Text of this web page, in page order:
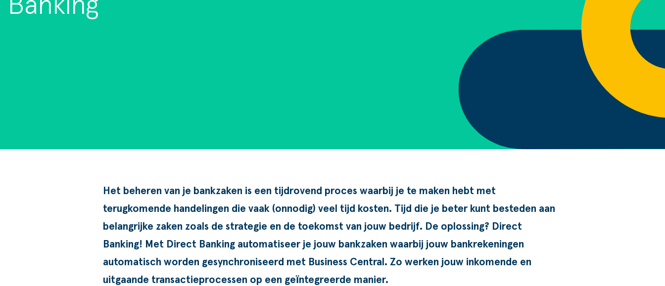
Goede doelen
Banking
Het beheren van je bankzaken is een tijdrovend proces waarbij je te maken hebt met
terugkomende handelingen die vaak (onnodig) veel tijd kosten. Tijd die je beter kunt besteden aan
belangrijke zaken zoals de strategie en de toekomst van jouw bedrijf. De oplossing? Direct
Banking! Met Direct Banking automatiseer je jouw bankzaken waarbij jouw bankrekeningen
automatisch worden gesynchroniseerd met Business Central. Zo werken jouw inkomende en
uitgaande transactieprocessen op een geïntegreerde manier.